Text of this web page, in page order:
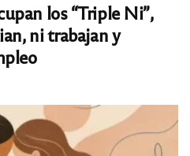
los “Triple Ni”,
ni trabajan y